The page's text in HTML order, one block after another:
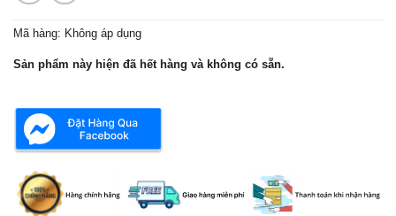
Mã hàng: Không áp dụng
Sản phẩm này hiện đã hết hàng và không có sẵn.